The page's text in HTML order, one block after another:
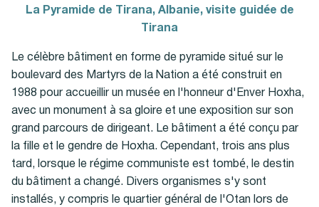
La Pyramide de Tirana, Albanie, visite guidée de
Tirana
Le célèbre bâtiment en forme de pyramide situé sur le
boulevard des Martyrs de la Nation a été construit en
1988 pour accueillir un musée en l'honneur d'Enver Hoxha,
avec un monument à sa gloire et une exposition sur son
grand parcours de dirigeant. Le bâtiment a été conçu par
la fille et le gendre de Hoxha. Cependant, trois ans plus
tard, lorsque le régime communiste est tombé, le destin
du bâtiment a changé. Divers organismes s'y sont
installés, y compris le quartier général de l'Otan lors de